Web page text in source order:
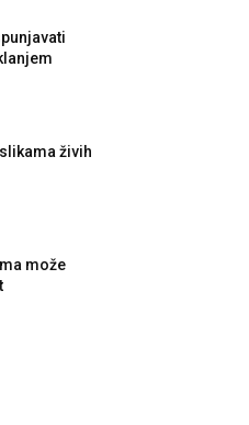
živih
može